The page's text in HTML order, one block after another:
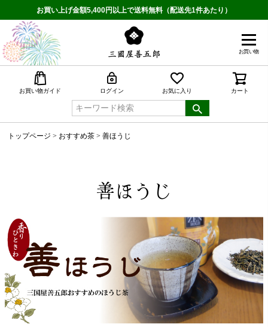
お買い上げ金額5,400円以上で送料無料（配送先1件あたり）
お買い物
お買い物ガイド ログイン お気に入り カート
トップページ おすすめ茶 善ほうじ
善ほうじ